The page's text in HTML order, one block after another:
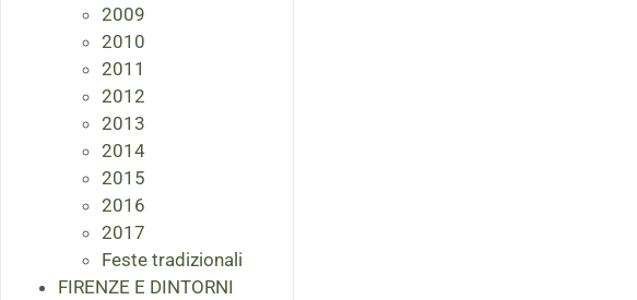
2009
2010
2011
2012
2013
2014
2015
2016
2017
Feste tradizionali
FIRENZE E DINTORNI